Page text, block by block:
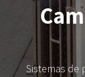
Sistemas de